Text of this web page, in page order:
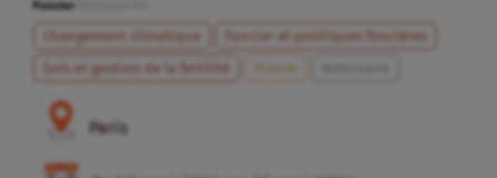
Changement climatique
Foncier et politiques foncières
Sols et gestion de la fertilité
France
Paris